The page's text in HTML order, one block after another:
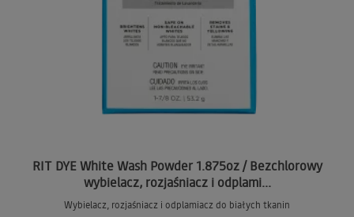
RIT DYE White Wash Powder 1.875oz / Bezchlorowy
wybielacz, rozjaśniacz i odplami...
Wybielacz, rozjaśniacz i odplamiacz do białych tkanin